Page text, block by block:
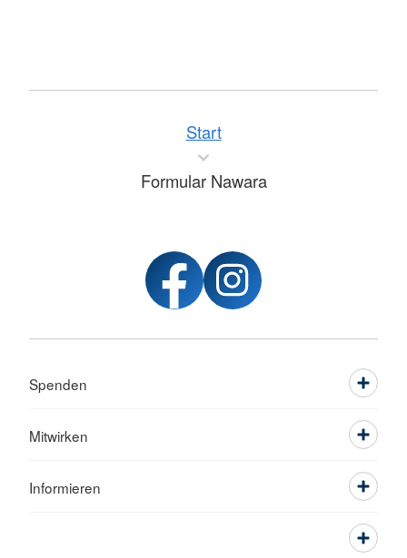
Start
Formular Nawara
Spenden
Mitwirken
Informieren